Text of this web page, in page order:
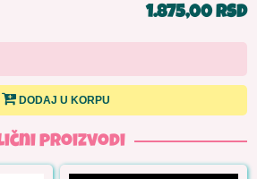
1.875,00 RSD
DODAJ U KORPU
proizvodi